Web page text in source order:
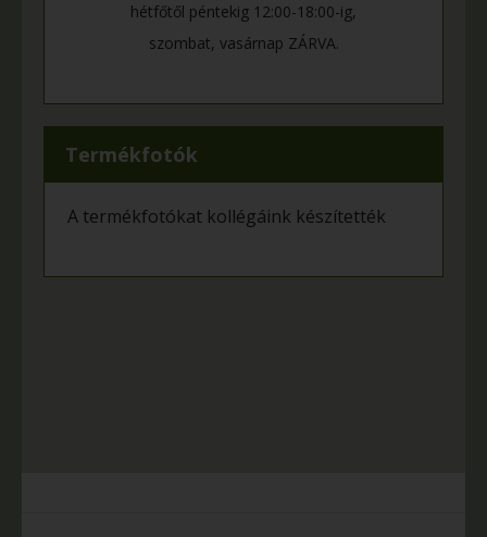
hétfőtől péntekig 12:00-18:00-ig,
szombat, vasárnap ZÁRVA.
Termékfotók
A termékfotókat kollégáink készítették